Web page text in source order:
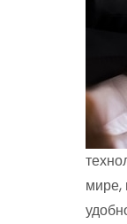
мире,